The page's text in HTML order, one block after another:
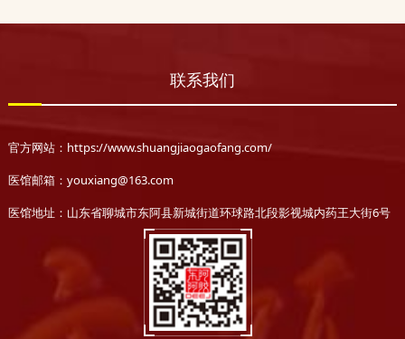
联系我们
官方网站：https://www.shuangjiaogaofang.com/
医馆邮箱：youxiang@163.com
医馆地址：山东省聊城市东阿县新城街道环球路北段影视城内药王大街6号